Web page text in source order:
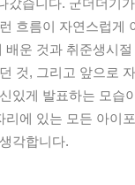
갔습니다. 군더더기
흐름이 자연스럽게
배운 것과 취준생시
것, 그리고 앞으로
있게 발표하는 모습
리에 있는 모든 아이
각합니다.